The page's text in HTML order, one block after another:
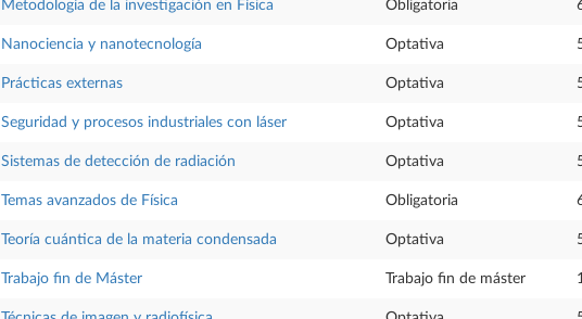
Metodología de la investigación en Física Obligatoria
Nanociencia y nanotecnología Optativa
Prácticas externas Optativa
Seguridad y procesos industriales con láser Optativa
Sistemas de detección de radiación Optativa
Temas avanzados de Física Obligatoria
Teoría cuántica de la materia condensada Optativa
Trabajo fin de Máster Trabajo fin de máster